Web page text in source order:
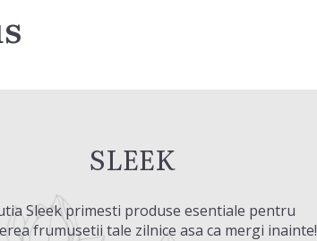
SLEEK
Sleek primesti produse esentiale pentru
frumusetii tale zilnice asa ca mergi inainte!